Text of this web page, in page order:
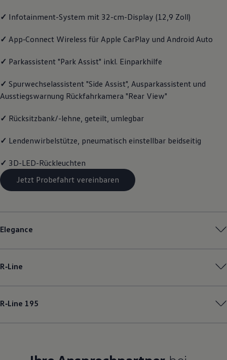
✓ Infotainment-System mit 32-cm-Display (12,9 Zoll)
✓ App‑Connect Wireless für Apple CarPlay und Android Auto
✓ Parkassistent "Park Assist" inkl. Einparkhilfe
✓ Spurwechselassistent "Side Assist", Ausparkassistent und
Ausstiegswarnung Rückfahrkamera "Rear View"
✓ Rücksitzbank/-lehne, geteilt, umlegbar
✓ Lendenwirbelstütze, pneumatisch einstellbar beidseitig
✓ 3D-LED-Rückleuchten
Jetzt Probefahrt vereinbaren
Elegance
R‑Line
R‑Line 195